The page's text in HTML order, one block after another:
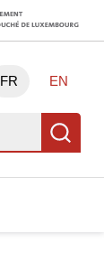
FR EN